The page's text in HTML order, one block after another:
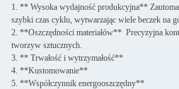
1. ** Wysoka wydajność produkcyjna**
szybki czas cyklu, wytwarzając wiele beczek na
2. **Oszczędności materiałów** ️ Precyzyjna
tworzyw sztucznych.
3. ** Trwałość i wytrzymałość**
4. **Kustomowanie**
5. **Współczynnik energooszczędny**